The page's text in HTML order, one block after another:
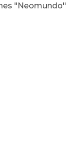
"Neomundo"